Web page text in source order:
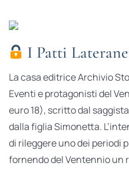
I Patti
La casa editrice Archivio
Eventi e protagonisti del
euro 18), scritto dal
dalla figlia Simonetta.
di rileggere uno dei periodi
fornendo del Ventennio un